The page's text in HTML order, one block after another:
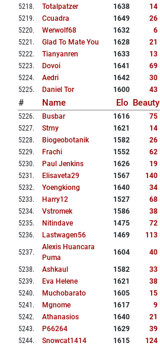
5218. Totalpatzer 1638 14
5219. Ccuadra 1649 26
5220. Werwolf68 1632 6
5221 . Glad To Mate You 1628 21
5222. Tianyanren 1633 13
5223. Dovoi 1641 69
5224. Aedri 1642 30
5225. Daniel Tor 1600 43
# Name Elo Beauty
5226. Busbar 1616 75
5227. Strny 1621 14
5228. Biogeobotanik 1582 26
5229. Frachi 1552 62
5230. Paul Jenkins 1626 19
5231 . Elisaveta29 1567 140
5232. Yoengkiong 1640 34
5233. Harry12 1527 68
5234. Vstromek 1586 38
5235. Nitindave 1475 72
5236. Lastwagen56 1469 113
5237.
Alexis Huancara
Puma
1604 40
5238. Ashkaul 1582 33
5239. Eva Helene 1621 38
5240. Muchobarato 1605 15
5241 . Mgnome 1617 9
5242. Athanasios 1640 21
5243. P66264 1629 39
5244. Snowcat1414 1615 124